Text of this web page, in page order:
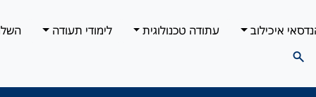
איכילוב עתודה טכנולוגית לימודי תעודה